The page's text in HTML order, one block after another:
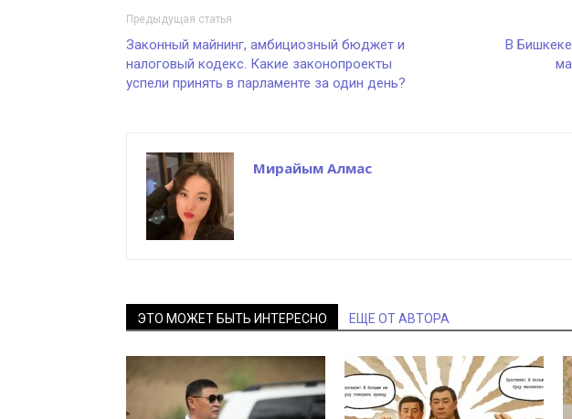
Предыдущая статья
Законный майнинг, амбициозный бюджет и
налоговый кодекс. Какие законопроекты
успели принять в парламенте за один день?
В
Мирайым Алмас
ЭТО МОЖЕТ БЫТЬ ИНТЕРЕСНО ЕЩЕ ОТ АВТОРА